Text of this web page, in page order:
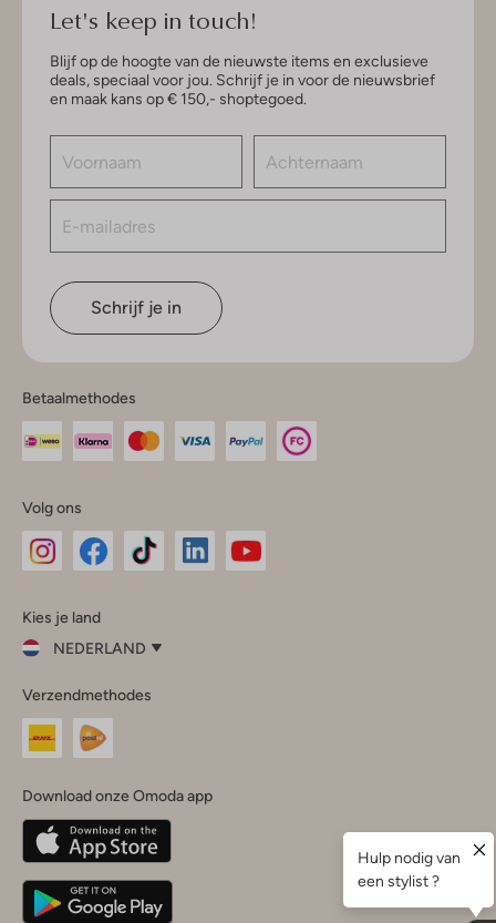
Let's keep in touch!
Blijf op de hoogte van de nieuwste items en exclusieve
deals, speciaal voor jou. Schrijf je in voor de nieuwsbrief
en maak kans op € 150,- shoptegoed.
Schrijf je in
Betaalmethodes
Volg ons
InstagramFacebook
Kies je land
NEDERLAND
je
land
Nederland
Belgique(Français)
Deutschland
Verzendmethodes
Download onze Omoda app